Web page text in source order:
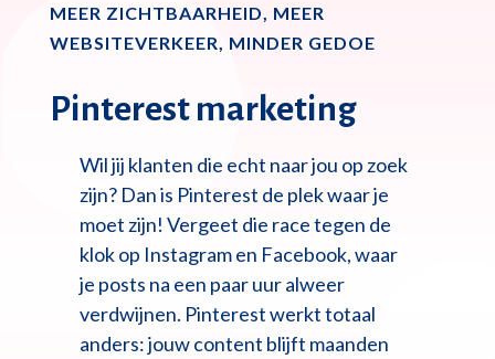
MEER ZICHTBAARHEID, MEER
WEBSITEVERKEER, MINDER GEDOE
Pinterest marketing
Wil jij klanten die echt naar jou op zoek
zijn? Dan is Pinterest de plek waar je
moet zijn! Vergeet die race tegen de
klok op Instagram en Facebook, waar
je posts na een paar uur alweer
verdwijnen. Pinterest werkt totaal
anders: jouw content blijft maanden